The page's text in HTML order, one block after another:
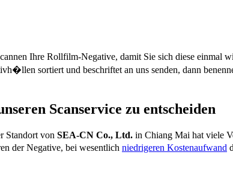
Ihre Rollfilm-Negative, damit Sie sich diese einmal
sortiert und beschriftet an uns senden, dann
Scanservice zu entscheiden
Standort von SEA-CN Co., Ltd. in Chiang Mai hat viele
der Negative, bei wesentlich niedrigeren Kostenaufwand